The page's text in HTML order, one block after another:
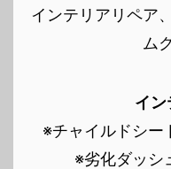
インテリアリペア
ム
イン
※チャイルドシー
※劣化ダッシ